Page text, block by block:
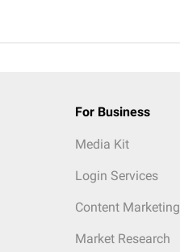
For Business
Media Kit
Login Services
Content Marketing
Market Research